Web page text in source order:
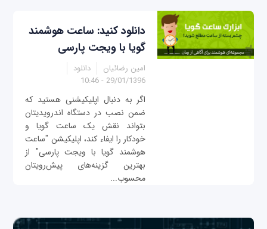
دانلود کنید: ساعت هوشمند
گویا با ویجت پارسی
امین رضائیان
دانلود
29/01/1396 - 10:46
اگر به دنبال اپلیکیشنی هستید که
ضمن نصب در دستگاه اندرویدیتان
بتواند نقش یک ساعت گویا و
خودکار را ایفاء کند، اپلیکیشن "ساعت
هوشمند گویا با ویجت پارسی" از
بهترین گزینه‌های پیش‌رویتان
محسوب...